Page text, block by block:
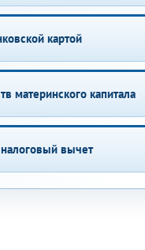
картой
материнского капитала
вычет